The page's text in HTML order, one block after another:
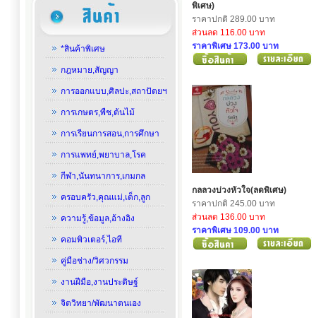
*สินค้าพิเศษ
กฎหมาย,สัญญา
การออกแบบ,ศิลปะ,สถาปัตยฯ
การเกษตร,พืช,ต้นไม้
การเรียนการสอน,การศึกษา
การแพทย์,พยาบาล,โรค
กีฬา,นันทนาการ,เกมกล
ครอบครัว,คุณแม่,เด็ก,ลูก
ความรู้,ข้อมูล,อ้างอิง
คอมพิวเตอร์,ไอที
คู่มือช่าง/วิศวกรรม
งานฝีมือ,งานประดิษฐ์
จิตวิทยา/พัฒนาตนเอง
พิเศษ)
ราคาปกติ 289.00 บาท
ส่วนลด 116.00 บาท
ราคาพิเศษ 173.00 บาท
กลลวงบ่วงหัวใจ(ลดพิเศษ)
ราคาปกติ 245.00 บาท
ส่วนลด 136.00 บาท
ราคาพิเศษ 109.00 บาท